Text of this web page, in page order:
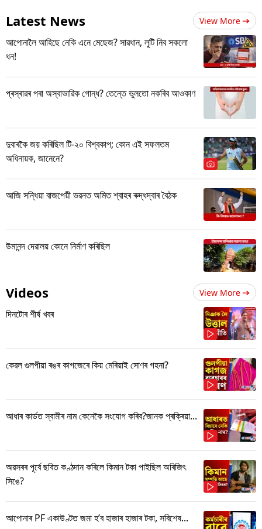
Latest News View More
আপোনালৈ আহিছে নেকি এনে মেছেজ? সাৱধান, লুটি নিব সকলো
ধন!
প্ৰস্ৰাৱৰ পৰা অস্বাভাৱিক গোন্ধ? তেন্তে ভুলতো নকৰিব আওকাণ
দুবাৰকৈ জয় কৰিছিল টি-২০ বিশ্বকাপ; কোন এই সফলতম
অধিনায়ক, জানেনে?
আজি সন্ধিয়া বাজপেয়ী ভৱনত অমিত শ্বাহৰ ৰুদ্ধদ্বাৰ বৈঠক
উমানন্দ দেৱালয় কোনে নিৰ্মাণ কৰিছিল
Videos View More
দিনটোৰ শীৰ্ষ খবৰ
কেৱল গুলপীয়া ৰঙৰ কাগজেৰে কিয় মেৰিয়াই সোণৰ গহনা?
আধাৰ কাৰ্ডত স্বামীৰ নাম কেনেকৈ সংযোগ কৰিব?জানক প্ৰক্ৰিয়া...
অৱসৰৰ পূৰ্বে ছবিত কণ্ঠদান কৰিলে কিমান টকা পাইছিল অৰিজিৎ
সিঙে?
আপোনাৰ PF একাউণ্টত জমা হ’ব হাজাৰ হাজাৰ টকা, সবিশেষ...